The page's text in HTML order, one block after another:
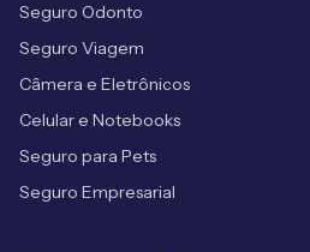
Seguro Odonto
Seguro Viagem
Câmera e Eletrônicos
Celular e Notebooks
Seguro para Pets
Seguro Empresarial